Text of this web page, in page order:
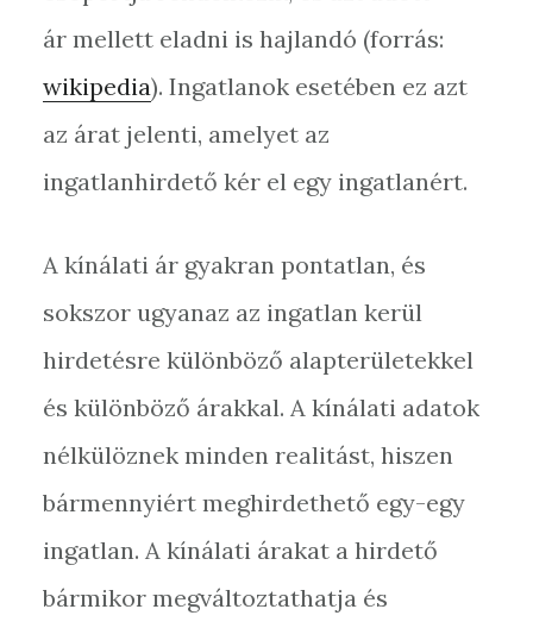
ár mellett eladni is hajlandó (forrás:
wikipedia). Ingatlanok esetében ez azt
az árat jelenti, amelyet az
ingatlanhirdető kér el egy ingatlanért.
A kínálati ár gyakran pontatlan, és
sokszor ugyanaz az ingatlan kerül
hirdetésre különböző alapterületekkel
és különböző árakkal. A kínálati adatok
nélkülöznek minden realitást, hiszen
bármennyiért meghirdethető egy-egy
ingatlan. A kínálati árakat a hirdető
bármikor megváltoztathatja és